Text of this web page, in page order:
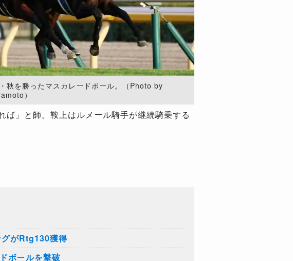
秋を勝ったマスカレードボール。（Photo by
）
ば」と師。鞍上はルメール騎手が継続騎乗する
がRtg130獲得
ボールを撃破